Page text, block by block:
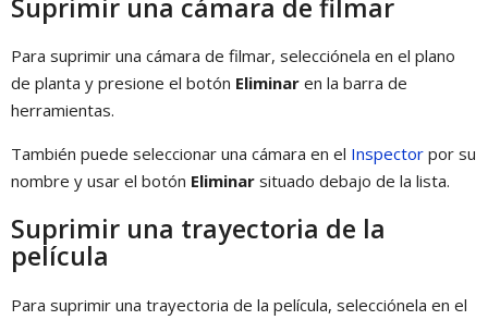
Suprimir una cámara de filmar
Para suprimir una cámara de filmar, selecciónela en el plano
de planta y presione el botón Eliminar en la barra de
herramientas.
También puede seleccionar una cámara en el Inspector por su
nombre y usar el botón Eliminar situado debajo de la lista.
Suprimir una trayectoria de la
película
Para suprimir una trayectoria de la película, selecciónela en el